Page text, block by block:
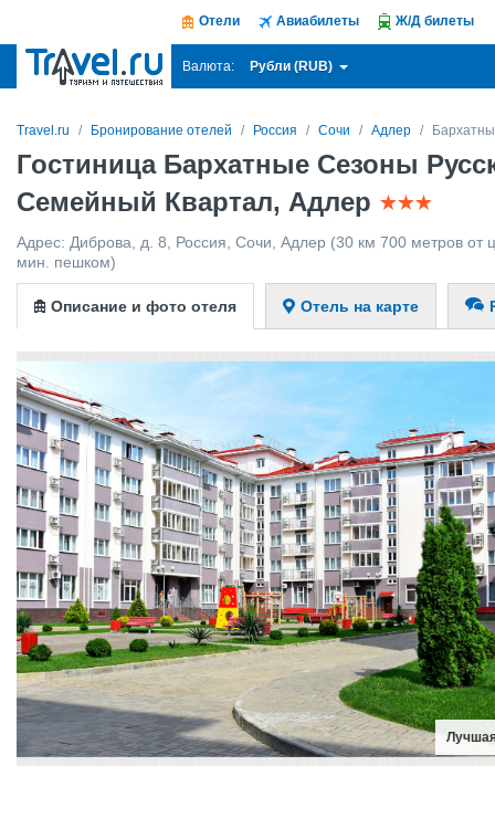
Отели Авиабилеты Ж/Д билеты
Валюта: Рубли (RUB)
Travel.ru Бронирование отелей Россия Сочи Адлер
Гостиница Бархатные Сезоны
Семейный Квартал, Адлер
Адрес: Диброва, д. 8 Россия Сочи Адлер (30 км 700 метров от
мин. пешком)
Описание и фото отеля Отель на карте